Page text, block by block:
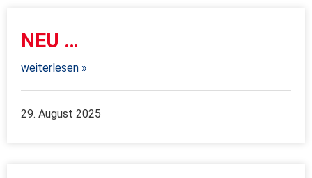
NEU …
weiterlesen »
29. August 2025